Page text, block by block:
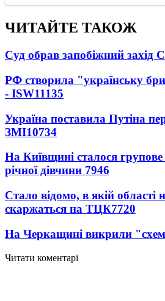
ЧИТАЙТЕ ТАКОЖ
Суд обрав запобіжний захід
РФ створила "українську
- ISW11135
Україна поставила Путіна
ЗМІ10734
На Київщині сталося
річної дівчини 7946
Стало відомо, в якій області
скаржаться на ТЦК7720
На Черкащині викрили
Читати коментарі